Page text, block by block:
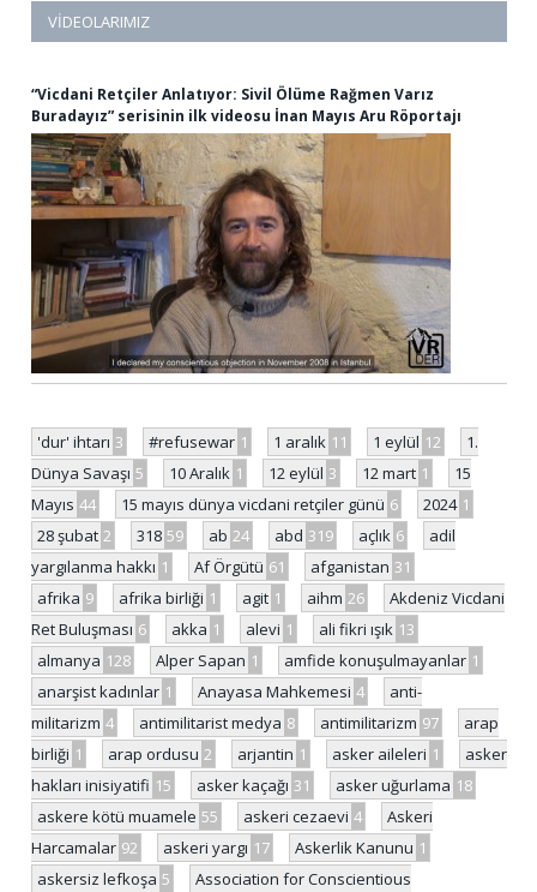
VIDEOLARIMIZ
“Vicdani Retçiler Anlatıyor: Sivil Ölüme Rağmen Varız
Buradayız” serisinin ilk videosu İnan Mayıs Aru Röportajı
'dur' ihtarı 3 #refusewar 1 1 aralık 11 1 eylül 12
1.
Dünya Savaşı 5 10 Aralık 1 12 eylül 3 12 mart 1
15
Mayıs 44 15 mayıs dünya vicdani retçiler günü 6 2024 1
28 şubat 2 318 59 ab 24 abd 319 açlık 6
adil
yargılanma hakkı 1 Af Örgütü 61 afganistan 31
afrika 9 afrika birliği 1 agit 1 aihm 26
Akdeniz Vicdani
Ret Buluşması 6 akka 1 alevi 1 ali fikri ışık 13
almanya 128 Alper Sapan 1 amfide konuşulmayanlar 1
anarşist kadınlar 1 Anayasa Mahkemesi 4
anti-
militarizm 4 antimilitarist medya 8 antimilitarizm 97
arap
birliği 1 arap ordusu 2 arjantin 1 asker aileleri 1
asker
hakları inisiyatifi 15 asker kaçağı 31 asker uğurlama 18
askere kötü muamele 55 askeri cezaevi 4
Askeri
Harcamalar 92 askeri yargı 17 Askerlik Kanunu 1
askersiz lefkoşa 5
Association for Conscientious